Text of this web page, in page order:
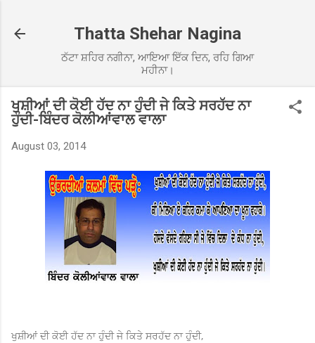
Thatta Shehar Nagina
ਠੱਟਾ ਸ਼ਹਿਰ ਨਗੀਨਾ, ਆਇਆ ਇੱਕ ਦਿਨ, ਰਹਿ ਗਿਆ
ਮਹੀਨਾ।
ਖੁਸ਼ੀਆਂ ਦੀ ਕੋਈ ਹੱਦ ਨਾ ਹੁੰਦੀ ਜੇ ਕਿਤੇ ਸਰਹੱਦ ਨਾ
ਹੁੰਦੀ-ਬਿੰਦਰ ਕੋਲੀਆਂਵਾਲ ਵਾਲਾ
August 03, 2014
ਖੁਸ਼ੀਆਂ ਦੀ ਕੋਈ ਹੱਦ ਨਾ ਹੁੰਦੀ ਜੇ ਕਿਤੇ ਸਰਹੱਦ ਨਾ ਹੁੰਦੀ,